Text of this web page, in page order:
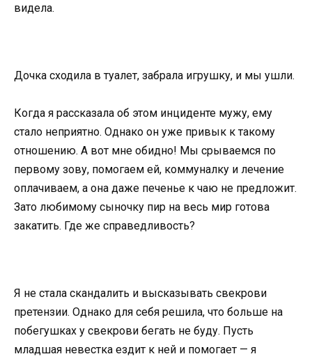
видела.
Дочка сходила в туалет, забрала игрушку, и мы ушли.
Когда я рассказала об этом инциденте мужу, ему
стало неприятно. Однако он уже привык к такому
отношению. А вот мне обидно! Мы срываемся по
первому зову, помогаем ей, коммуналку и лечение
оплачиваем, а она даже печенье к чаю не предложит.
Зато любимому сыночку пир на весь мир готова
закатить. Где же справедливость?
Я не стала скандалить и высказывать свекрови
претензии. Однако для себя решила, что больше на
побегушках у свекрови бегать не буду. Пусть
младшая невестка ездит к ней и помогает — я